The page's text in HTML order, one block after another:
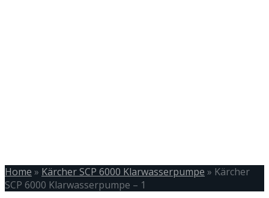
Home » Kärcher SCP 6000 Klarwasserpumpe » Kärcher
SCP 6000 Klarwasserpumpe – 1